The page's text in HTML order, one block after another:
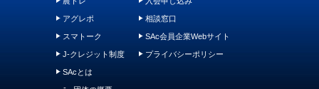
アグレポ
スマトーク
J-クレジット制度
SAcとは
相談窓口
SAc会員企業Webサイト
プライバシーポリシー